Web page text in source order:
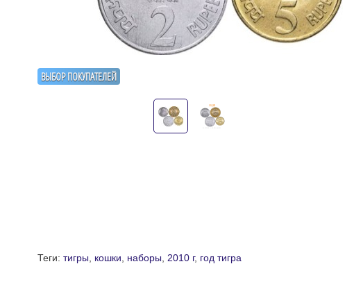
ВЫБОР ПОКУПАТЕЛЕЙ
Теги: тигры кошки наборы 2010 г, год тигра